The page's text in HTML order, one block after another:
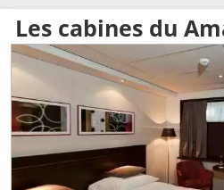
Les cabines du